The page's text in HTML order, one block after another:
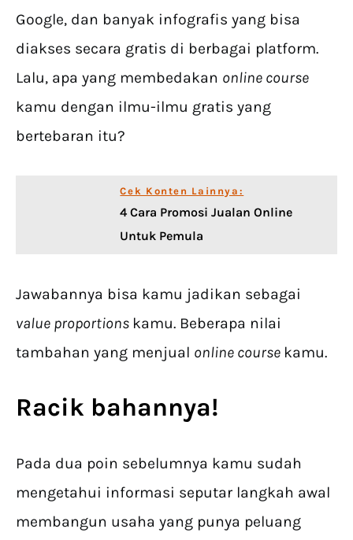
Google, dan banyak infografis yang bisa
diakses secara gratis di berbagai platform.
Lalu, apa yang membedakan online course
kamu dengan ilmu-ilmu gratis yang
bertebaran itu?
Cek Konten Lainnya:
4 Cara Promosi Jualan Online
Untuk Pemula
Jawabannya bisa kamu jadikan sebagai
value proportions kamu. Beberapa nilai
tambahan yang menjual online course kamu.
Racik bahannya!
Pada dua poin sebelumnya kamu sudah
mengetahui informasi seputar langkah awal
membangun usaha yang punya peluang